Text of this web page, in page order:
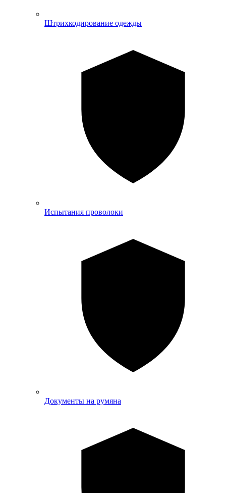
Штрихкодирование одежды
Испытания проволоки
Документы на румяна